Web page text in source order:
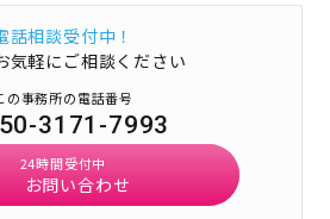
話相談受付中！
気軽にご相談ください
の事務所の電話番号
3171-7993
24時間受付中
お問い合わせ